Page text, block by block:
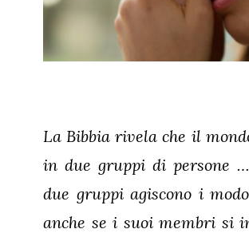
La Bibbia rivela che il
in due gruppi di persone
due gruppi agiscono i
anche se i suoi membri si